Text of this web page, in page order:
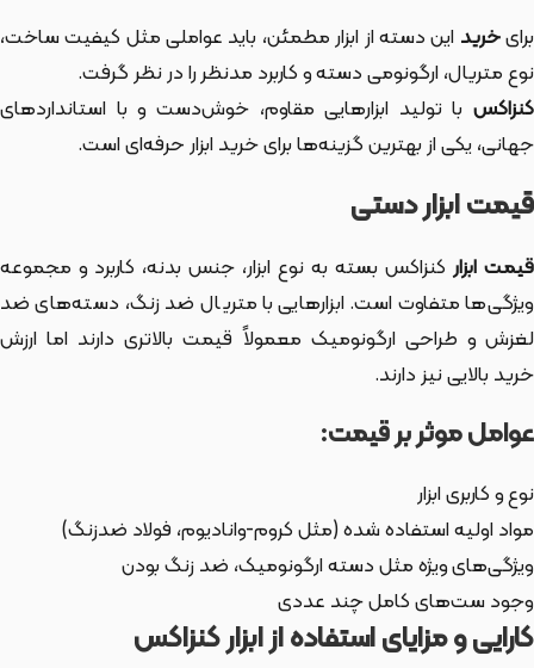
برایخرید این دسته از ابزارمطمئن، باید عواملی مثل کیفیت ساخت،
نوع متریال، ارگونومی دسته و کاربرد مدنظر را در نظر گرفت.
کنزاکس با تولید ابزارهایی مقاوم، خوش‌دست و با استانداردهای
جهانی، یکی از بهترین گزینه‌ها برای خرید ابزار حرفه‌ای است.
قیمت ابزار دستی
قیمت ابزار کنزاکس بسته به نوع ابزار، جنس بدنه، کاربرد و مجموعه
ویژگی‌ها متفاوت است. ابزارهایی با متریال ضد زنگ، دسته‌های ضد
لغزش و طراحی ارگونومیک معمولاً قیمت بالاتری دارند اما ارزش
خرید بالایی نیز دارند.
عوامل موثر بر قیمت:
نوع و کاربری ابزار
مواد اولیه استفاده شده (مثل کروم-وانادیوم، فولاد ضدزنگ)
ویژگی‌های ویژه مثل دسته ارگونومیک، ضد زنگ بودن
وجود ست‌های کامل چند عددی
کارایی و مزایای استفاده از ابزار کنزاکس